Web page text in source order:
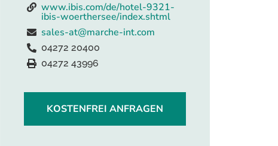
www.ibis.com/de/hotel-9321-
ibis-woerthersee/index.shtml
sales-at@marche-int.com
04272 20400
04272 43996
KOSTENFREI ANFRAGEN